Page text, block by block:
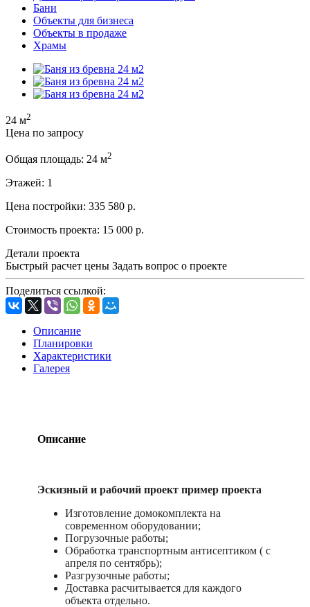
Бани
Объекты для бизнеса
Объекты в продаже
Храмы
24 м2
Цена по запросу
Общая площадь: 24 м2
Этажей: 1
Цена постройки: 335 580 р.
Стоимость проекта: 15 000 р.
Детали проекта
Быстрый расчет цены Задать вопрос о проекте
Поделиться ссылкой:
Описание
Планировки
Характеристики
Галерея
Описание
Эскизный и рабочий проект пример проекта
Изготовление домокомплекта на
современном оборудовании;
Погрузочные работы;
Обработка транспортным антисептиком ( с
апреля по сентябрь);
Разгрузочные работы;
Доставка расчитывается для каждого
объекта отдельно.